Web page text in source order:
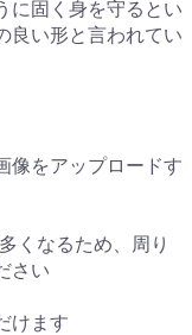
に固く身を守るとい
良い形と言われてい
像をアップロードす
くなるため、周り
さい
けます